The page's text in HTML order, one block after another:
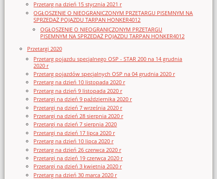
Przetarg na dzień 15 stycznia 2021 r
OGŁOSZENIE O NIEOGRANICZONYM PRZETARGU PISEMNYM NA
SPRZEDAŻ POJAZDU TARPAN HONKER4012
OGŁOSZENIE O NIEOGRANICZONYM PRZETARGU
PISEMNYM NA SPRZEDAŻ POJAZDU TARPAN HONKER4012
Przetargi 2020
Przetarg pojazdu specjalnego OSP - STAR 200 na 14 grudnia
2020 r
Przetarg pojazdów specjalnych OSP na 04 grudnia 2020 r
Przetarg na dzień 10 listopada 2020 r
Przetarg na dzień 9 listopada 2020 r
Przetargi na dzień 9 października 2020 r
Przetargi na dzień 7 września 2020 r
Przetargi na dzień 28 sierpnia 2020 r
Przetargi na dzień 7 sierpnia 2020
Przetargi na dzień 17 lipca 2020 r
Przetarg na dzień 10 lipca 2020 r
Przetarg na dzień 26 czerwca 2020 r
Przetargi na dzień 19 czerwca 2020 r
Przetargi na dzień 3 kwietnia 2020 r
Przetarg na dzień 30 marca 2020 r